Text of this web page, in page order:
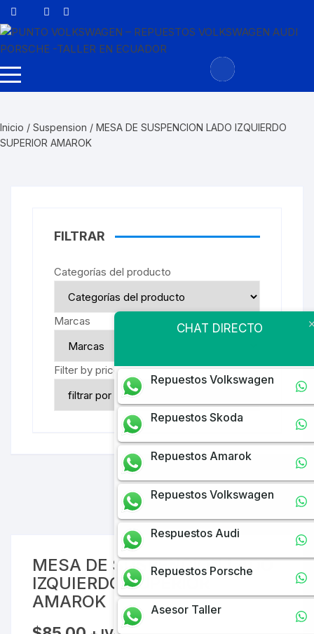
Saltar
al
Inicio / Suspension / MESA DE SUSPENCION LADO IZQUIERDO
SUPERIOR AMAROK
MESA DE SUSPENCION LADO
IZQUIERDO SUPERIOR
AMAROK
FILTRAR
Categorías del producto
Marcas
Filter by price
CHAT DIRECTO
Repuestos Volkswagen
Repuestos Skoda
Repuestos Amarok
Repuestos Volkswagen
Respuestos Audi
Repuestos Porsche
Asesor Taller